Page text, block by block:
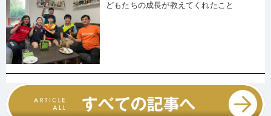
どもたちの成長が教えてくれたこと